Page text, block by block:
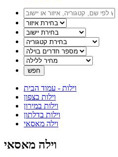
וילות - עמוד הבית
וילות בצפון
וילות במירון
וילות בדלתון
וילה מאסאי
וילה מאסאי